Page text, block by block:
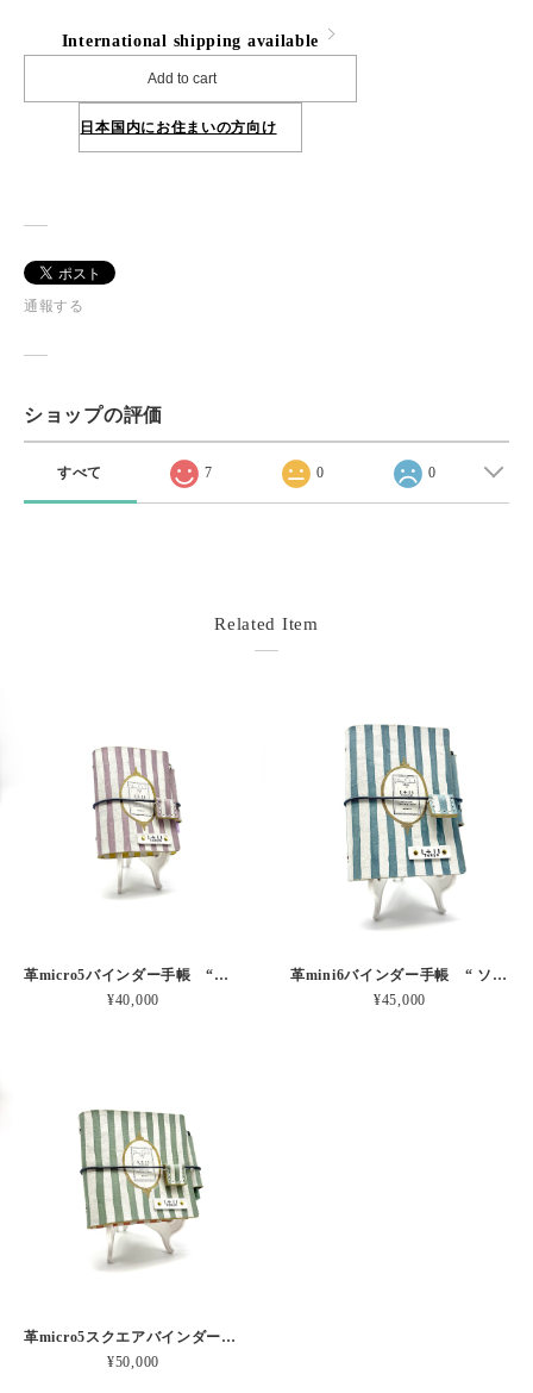
International shipping available
Add to cart
日本国内にお住まいの方向け
通報する
ショップの評価
すべて 7 0 0
Related Item
革micro5バインダー手帳 “ブルーベリー・レモンシェイク 昼下がりのお茶会” 本革
¥40,000
革mini6バインダー手帳 “ ソーダ・セサミシェイク 昼下がりのお茶会” 本革
¥45,000
革micro5スクエアバインダー手帳 “ メロン・イチゴシェイク 昼下がりのお茶会” 本革
¥50,000